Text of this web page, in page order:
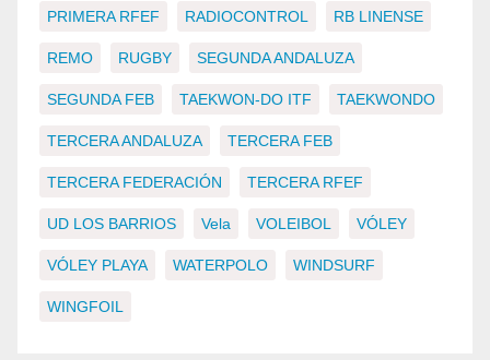
PRIMERA RFEF RADIOCONTROL RB LINENSE
REMO RUGBY SEGUNDA ANDALUZA
SEGUNDA FEB TAEKWON-DO ITF TAEKWONDO
TERCERA ANDALUZA TERCERA FEB
TERCERA FEDERACIÓN TERCERA RFEF
UD LOS BARRIOS Vela VOLEIBOL VÓLEY
VÓLEY PLAYA WATERPOLO WINDSURF
WINGFOIL